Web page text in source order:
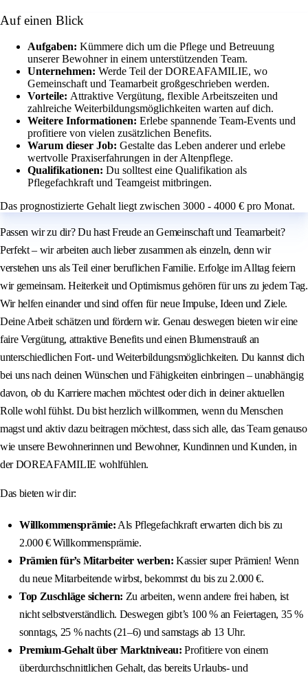
Auf einen Blick
Aufgaben: Kümmere dich um die Pflege und Betreuung
unserer Bewohner in einem unterstützenden Team.
Unternehmen: Werde Teil der DOREAFAMILIE, wo
Gemeinschaft und Teamarbeit großgeschrieben werden.
Vorteile: Attraktive Vergütung, flexible Arbeitszeiten und
zahlreiche Weiterbildungsmöglichkeiten warten auf dich.
Weitere Informationen: Erlebe spannende Team-Events und
profitiere von vielen zusätzlichen Benefits.
Warum dieser Job: Gestalte das Leben anderer und erlebe
wertvolle Praxiserfahrungen in der Altenpflege.
Qualifikationen: Du solltest eine Qualifikation als
Pflegefachkraft und Teamgeist mitbringen.
Das prognostizierte Gehalt liegt zwischen 3000 - 4000 € pro Monat.
Passen wir zu dir? Du hast Freude an Gemeinschaft und Teamarbeit?
Perfekt – wir arbeiten auch lieber zusammen als einzeln, denn wir
verstehen uns als Teil einer beruflichen Familie. Erfolge im Alltag feiern
wir gemeinsam. Heiterkeit und Optimismus gehören für uns zu jedem Tag.
Wir helfen einander und sind offen für neue Impulse, Ideen und Ziele.
Deine Arbeit schätzen und fördern wir. Genau deswegen bieten wir eine
faire Vergütung, attraktive Benefits und einen Blumenstrauß an
unterschiedlichen Fort- und Weiterbildungsmöglichkeiten. Du kannst dich
bei uns nach deinen Wünschen und Fähigkeiten einbringen – unabhängig
davon, ob du Karriere machen möchtest oder dich in deiner aktuellen
Rolle wohl fühlst. Du bist herzlich willkommen, wenn du Menschen
magst und aktiv dazu beitragen möchtest, dass sich alle, das Team genauso
wie unsere Bewohnerinnen und Bewohner, Kundinnen und Kunden, in
der DOREAFAMILIE wohlfühlen.
Das bieten wir dir:
Willkommensprämie: Als Pflegefachkraft erwarten dich bis zu
2.000 € Willkommensprämie.
Prämien für’s Mitarbeiter werben: Kassier super Prämien! Wenn
du neue Mitarbeitende wirbst, bekommst du bis zu 2.000 €.
Top Zuschläge sichern: Zu arbeiten, wenn andere frei haben, ist
nicht selbstverständlich. Deswegen gibt’s 100 % an Feiertagen, 35 %
sonntags, 25 % nachts (21–6) und samstags ab 13 Uhr.
Premium-Gehalt über Marktniveau: Profitiere von einem
überdurchschnittlichen Gehalt, das bereits Urlaubs- und